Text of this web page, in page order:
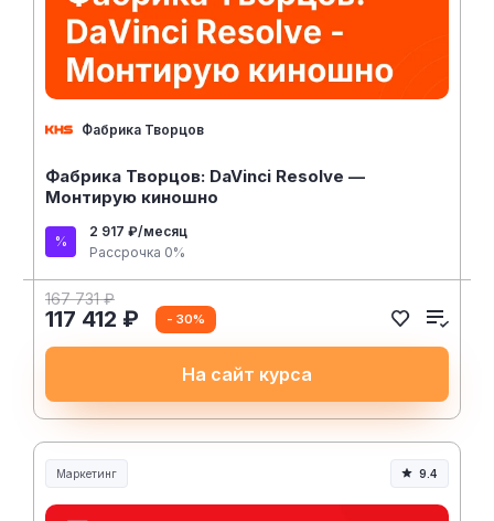
Фабрика Творцов
Фабрика Творцов: DaVinci Resolve —
Монтирую киношно
2 917 ₽/месяц
Рассрочка 0%
167 731 ₽
117 412 ₽ - 30%
На сайт курса
Маркетинг 9.4